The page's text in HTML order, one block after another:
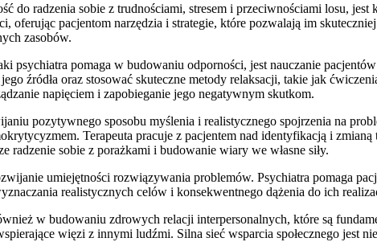
do radzenia sobie z trudnościami, stresem i przeciwnościami losu,
oferując pacjentom narzędzia i strategie, które pozwalają im
zasobów.
psychiatra pomaga w budowaniu odporności, jest nauczanie
źródła oraz stosować skuteczne metody relaksacji, takie jak
napięciem i zapobieganie jego negatywnym skutkom.
pozytywnego sposobu myślenia i realistycznego spojrzenia na
Terapeuta pracuje z pacjentem nad identyfikacją i
radzenie sobie z porażkami i budowanie wiary we własne siły.
umiejętności rozwiązywania problemów. Psychiatra pomaga
realistycznych celów i konsekwentnego dążenia do ich
w budowaniu zdrowych relacji interpersonalnych, które są
więzi z innymi ludźmi. Silna sieć wsparcia społecznego jest